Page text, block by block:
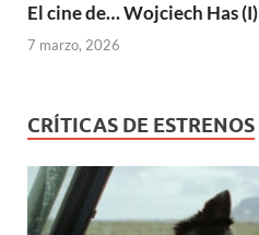
El cine de… Wojciech Has (I)
7 marzo, 2026
CRÍTICAS DE ESTRENOS